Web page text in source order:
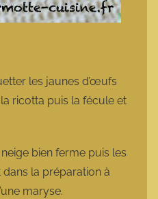
les jaunes d’œufs
ricotta puis la fécule et
bien ferme puis les
la préparation à
maryse.